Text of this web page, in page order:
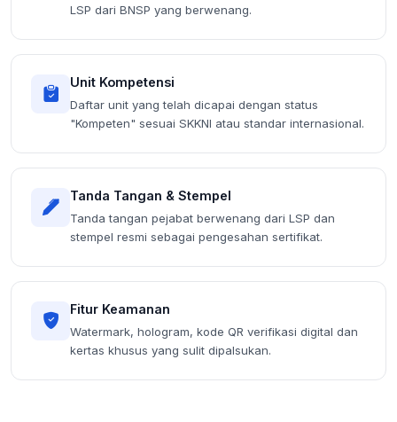
LSP dari BNSP yang berwenang.
Unit Kompetensi
Daftar unit yang telah dicapai dengan status
"Kompeten" sesuai SKKNI atau standar internasional.
Tanda Tangan & Stempel
Tanda tangan pejabat berwenang dari LSP dan
stempel resmi sebagai pengesahan sertifikat.
Fitur Keamanan
Watermark, hologram, kode QR verifikasi digital dan
kertas khusus yang sulit dipalsukan.